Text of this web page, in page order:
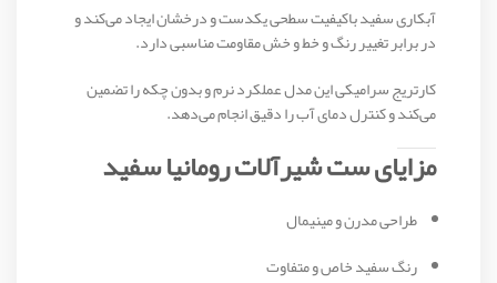
آبکاری سفید باکیفیت سطحی یکدست و درخشان ایجاد می‌کند و
در برابر تغییر رنگ و خط و خش مقاومت مناسبی دارد.
کارتریج سرامیکی این مدل عملکرد نرم و بدون چکه را تضمین
می‌کند و کنترل دمای آب را دقیق انجام می‌دهد.
مزایای ست شیرآلات رومانیا سفید
طراحی مدرن و مینیمال
رنگ سفید خاص و متفاوت